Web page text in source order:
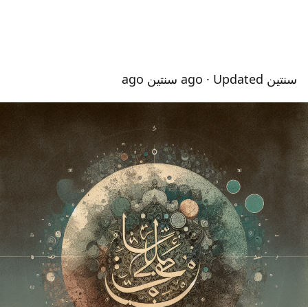
سنتين ago · Updated سنتين ago